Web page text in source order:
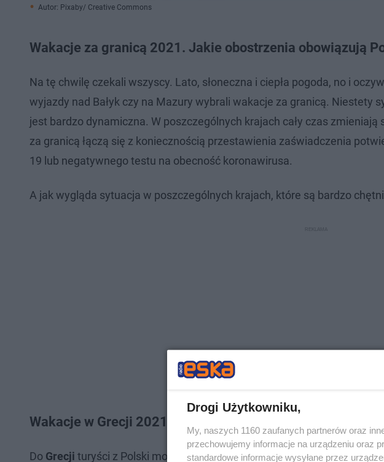
Autor: Pixaby/ Creative Commons
Wakacje za granicą 2021. Jakie obostrzenia obowiązują
Na tę chwilę czekali wszyscy. Lato, słoneczna i ciepła pogoda, no i
wyjazdy nad Bałyk czy na Mazury wybrali wakacje za granicą. Niestety
jest bardzo dynamiczna. W poszczególnych krajach cały czas
za granicą łączą się z koniecznością przestawienia zaświadczenia
19 lub negatywnego testu na obecność koronawirusa.
A jak wygląda sytuacja w poszczególnych krajach, które są bardzo
Wakacje w Grecji 2021. Jakie obostrzenia?
Do Grecji turyści z Polski mogą wjechać, przedstawiając negatywny
Drogi Użytkowniku,
My, naszych 1160 zaufanych partnerów oraz
przechowujemy informacje na urządzeniu oraz
standardowe informacje wysyłane przez